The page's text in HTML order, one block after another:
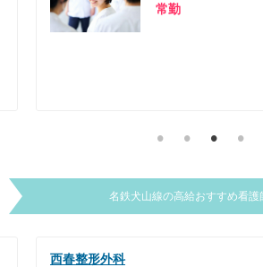
常勤
名鉄犬山線の高給おすすめ看護
医療法人 来光会